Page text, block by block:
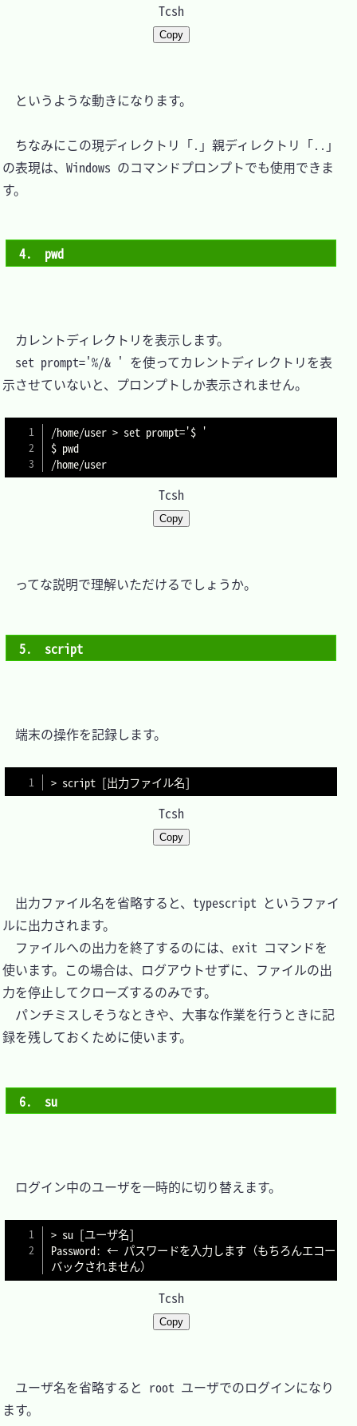
Tcsh
Copy
というような動きになります。
ちなみにこの現ディレクトリ「.」親ディレクトリ「..」
の表現は、Windows のコマンドプロンプトでも使用できま
す。
4.　pwd
カレントディレクトリを表示します。
set prompt='%/& ' を使ってカレントディレクトリを表
示させていないと、プロンプトしか表示されません。
/home/user > set prompt='$ '
$ pwd
/home/user
Tcsh
Copy
ってな説明で理解いただけるでしょうか。
5.　script
端末の操作を記録します。
> script [出力ファイル名]
Tcsh
Copy
出力ファイル名を省略すると、typescript というファイ
ルに出力されます。
ファイルへの出力を終了するのには、exit コマンドを
使います。この場合は、ログアウトせずに、ファイルの出
力を停止してクローズするのみです。
パンチミスしそうなときや、大事な作業を行うときに記
録を残しておくために使います。
6.　su
ログイン中のユーザを一時的に切り替えます。
> su [ユーザ名]
Password: ← パスワードを入力します（もちろんエコー
バックされません）
Tcsh
Copy
ユーザ名を省略すると root ユーザでのログインになり
ます。